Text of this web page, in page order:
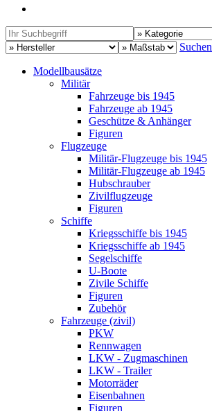
Suchen
Modellbausätze
Militär
Fahrzeuge bis 1945
Fahrzeuge ab 1945
Geschütze & Anhänger
Figuren
Flugzeuge
Militär-Flugzeuge bis 1945
Militär-Flugzeuge ab 1945
Hubschrauber
Zivilflugzeuge
Figuren
Schiffe
Kriegsschiffe bis 1945
Kriegsschiffe ab 1945
Segelschiffe
U-Boote
Zivile Schiffe
Figuren
Zubehör
Fahrzeuge (zivil)
PKW
Rennwagen
LKW - Zugmaschinen
LKW - Trailer
Motorräder
Eisenbahnen
Figuren